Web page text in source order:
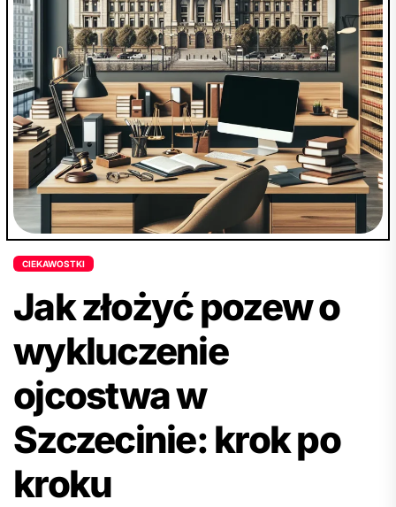
dalszego czytania, prezentując kluczowe
elementy skutecznej opinii prawnej, takie jak
precyzyjna analiza faktyczna, badanie stanu
prawnego, analiza zagadnień prawnych oraz
rekomendacje dla czytelnika mające na celu
ułatwienie sporządzania profesjonalnych opinii
prawnych oraz podniesienie ich wartości i
skuteczności. Więcej na ten temat znajdziesz w
pełnym artykule, który zawiera praktyczne
CIEKAWOSTKI
Jak złożyć pozew o
wykluczenie
ojcostwa w
Szczecinie: krok po
kroku